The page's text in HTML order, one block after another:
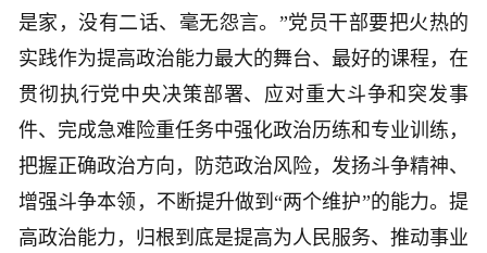
是家，没有二话、毫无怨言。”党员干部要把火热的
实践作为提高政治能力最大的舞台、最好的课程，在
贯彻执行党中央决策部署、应对重大斗争和突发事
件、完成急难险重任务中强化政治历练和专业训练，
把握正确政治方向，防范政治风险，发扬斗争精神、
增强斗争本领，不断提升做到“两个维护”的能力。提
高政治能力，归根到底是提高为人民服务、推动事业